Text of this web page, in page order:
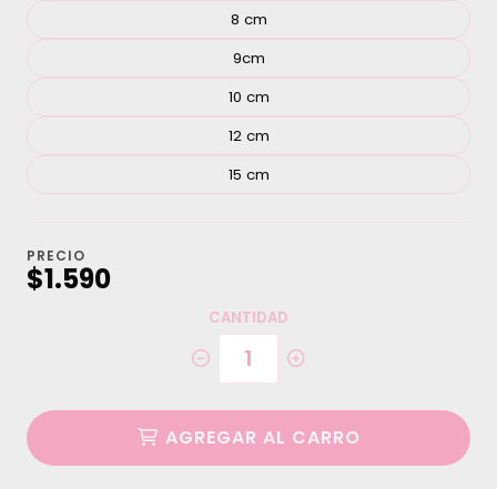
8 cm
9cm
10 cm
12 cm
15 cm
PRECIO
$1.590
CANTIDAD
AGREGAR AL CARRO